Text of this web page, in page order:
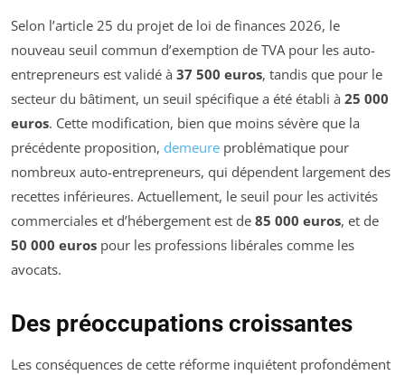
Selon l’article 25 du projet de loi de finances 2026, le
nouveau seuil commun d’exemption de TVA pour les auto-
entrepreneurs est validé à 37 500 euros, tandis que pour le
secteur du bâtiment, un seuil spécifique a été établi à 25 000
euros. Cette modification, bien que moins sévère que la
précédente proposition, demeure problématique pour
nombreux auto-entrepreneurs, qui dépendent largement des
recettes inférieures. Actuellement, le seuil pour les activités
commerciales et d’hébergement est de 85 000 euros, et de
50 000 euros pour les professions libérales comme les
avocats.
Des préoccupations croissantes
Les conséquences de cette réforme inquiétent profondément